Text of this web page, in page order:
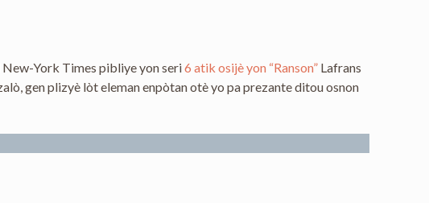
New-York Times pibliye yon seri6 atik osijè yon “Ranson” Lafrans
gen plizyè lòt eleman enpòtan otè yo pa prezante ditou osnon